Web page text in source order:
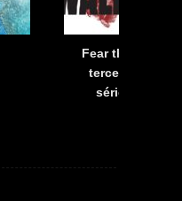
Fear the
terceira
série já tem